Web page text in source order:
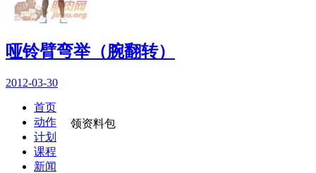
哑铃臂弯举（腕翻转）
2012-03-30
领资料包
首页
动作
计划
课程
新闻